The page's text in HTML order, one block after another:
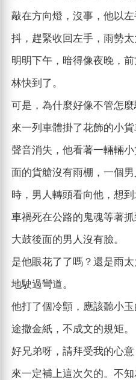
敲在方向燈，沒事，他以
抖，趕緊收回左手，雨勢
明明下午，暗得像夜晚，
林快到了。
可是，為什麼好像不管怎
來一列車體掛了花飾的小
聲音消失，他看著一輛輛
面的貨艙沒有雨棚，一個
時，男人轉頭看向他，想
車禍死在公路的鬼魂等著抓
大鼓後面的男人沒有臉。
是他眼花了了嗎？還是雨
地駛過彎道。
他打了個冷顫，應該聽小
途撒金紙，不成文的規矩。
好兄弟呀，請拜受我的心
來一定補上這次欠的。不